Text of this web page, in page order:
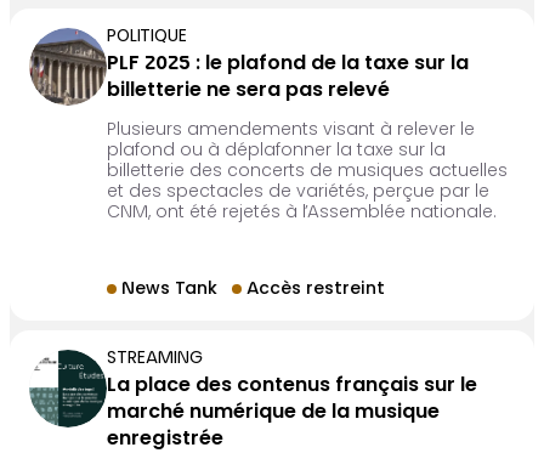
POLITIQUE
PLF 2025 : le plafond de la taxe sur la
billetterie ne sera pas relevé
Plusieurs amendements visant à relever le
plafond ou à déplafonner la taxe sur la
billetterie des concerts de musiques actuelles
et des spectacles de variétés, perçue par le
CNM, ont été rejetés à l’Assemblée nationale.
News Tank Accès restreint
STREAMING
La place des contenus français sur le
marché numérique de la musique
enregistrée